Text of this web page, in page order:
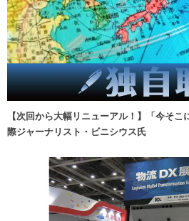
【次回から大幅リニューアル！】「今そ
際ジャーナリスト・ビニシウス氏